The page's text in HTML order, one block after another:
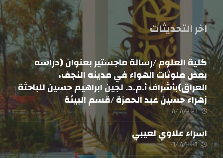
اخر التحديثات
كلية العلوم /رسالة ماجستير بعنوان (دراسه
بعض ملوثات الهواء في مدينه النجف،
العراق)بأشراف أ.م.د. لجين ابراهيم حسين للباحثة
زهراء حسين عبد الحمزة /قسم البيئة
٠٨/٠٨/٢٠٢٦
اسراء علاوي لعيبي
٠٦/٠٨/٢٠٢٦